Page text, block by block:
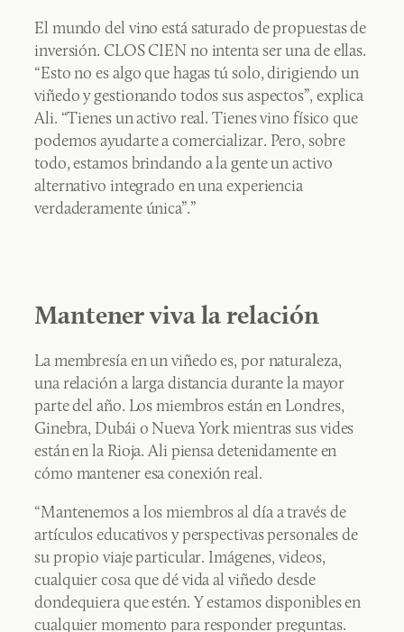
El mundo del vino está saturado de propuestas de
inversión. CLOS CIEN no intenta ser una de ellas.
“Esto no es algo que hagas tú solo, dirigiendo un
viñedo y gestionando todos sus aspectos”, explica
Ali. “Tienes un activo real. Tienes vino físico que
podemos ayudarte a comercializar. Pero, sobre
todo, estamos brindando a la gente un activo
alternativo integrado en una experiencia
verdaderamente única”.”
Mantener viva la relación
La membresía en un viñedo es, por naturaleza,
una relación a larga distancia durante la mayor
parte del año. Los miembros están en Londres,
Ginebra, Dubái o Nueva York mientras sus vides
están en la Rioja. Ali piensa detenidamente en
cómo mantener esa conexión real.
“Mantenemos a los miembros al día a través de
artículos educativos y perspectivas personales de
su propio viaje particular. Imágenes, videos,
cualquier cosa que dé vida al viñedo desde
dondequiera que estén. Y estamos disponibles en
cualquier momento para responder preguntas.